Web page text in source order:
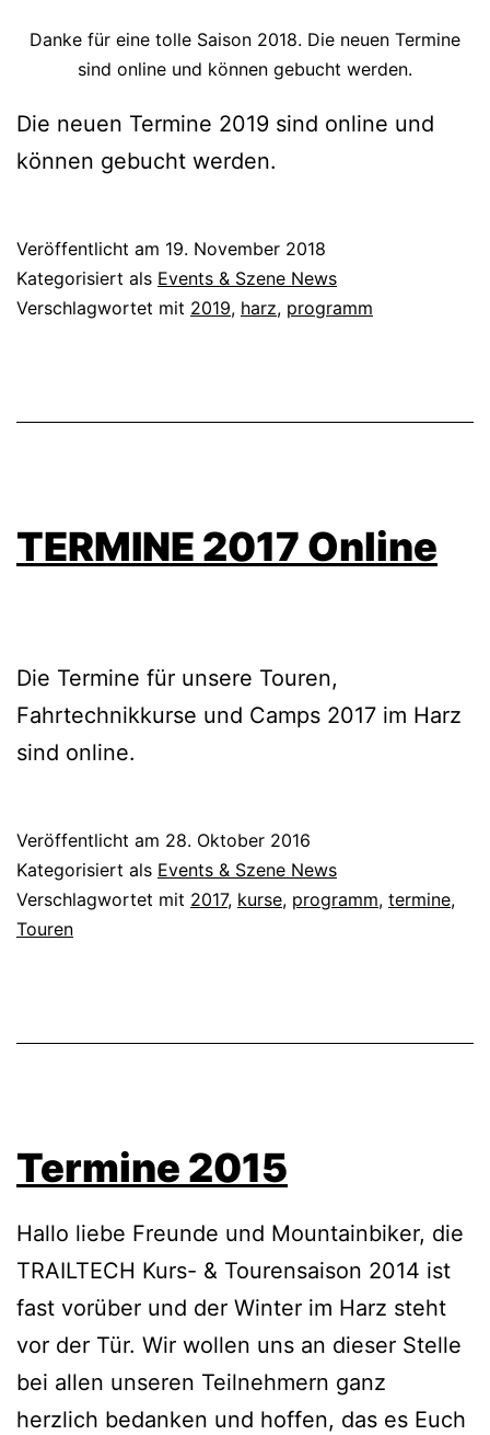
Danke für eine tolle Saison 2018. Die neuen Termine
sind online und können gebucht werden.
Die neuen Termine 2019 sind online und
können gebucht werden.
Veröffentlicht am 19. November 2018
Kategorisiert als Events & Szene News
Verschlagwortet mit 2019, harz, programm
TERMINE 2017 Online
Die Termine für unsere Touren,
Fahrtechnikkurse und Camps 2017 im Harz
sind online.
Veröffentlicht am 28. Oktober 2016
Kategorisiert als Events & Szene News
Verschlagwortet mit 2017, kurse, programm, termine,
Touren
Termine 2015
Hallo liebe Freunde und Mountainbiker, die
TRAILTECH Kurs- & Tourensaison 2014 ist
fast vorüber und der Winter im Harz steht
vor der Tür. Wir wollen uns an dieser Stelle
bei allen unseren Teilnehmern ganz
herzlich bedanken und hoffen, das es Euch